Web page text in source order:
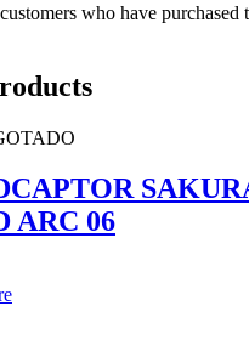
who have purchased
ARC 06